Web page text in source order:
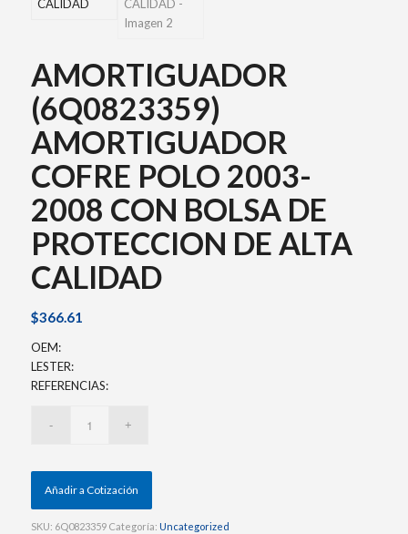
AMORTIGUADOR
(6Q0823359)
AMORTIGUADOR
COFRE POLO 2003-
2008 CON BOLSA DE
PROTECCION DE ALTA
CALIDAD
$366.61
OEM:
LESTER:
REFERENCIAS:
Añadir a Cotización
SKU: 6Q0823359 Categoría: Uncategorized